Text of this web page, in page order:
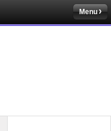
Menu